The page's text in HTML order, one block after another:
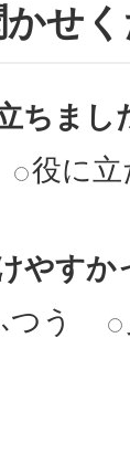
せ
ちまし
役に
やすか
つう